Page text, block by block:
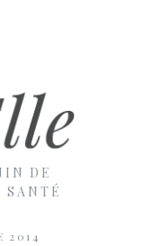
DE
SANTÉ
2014